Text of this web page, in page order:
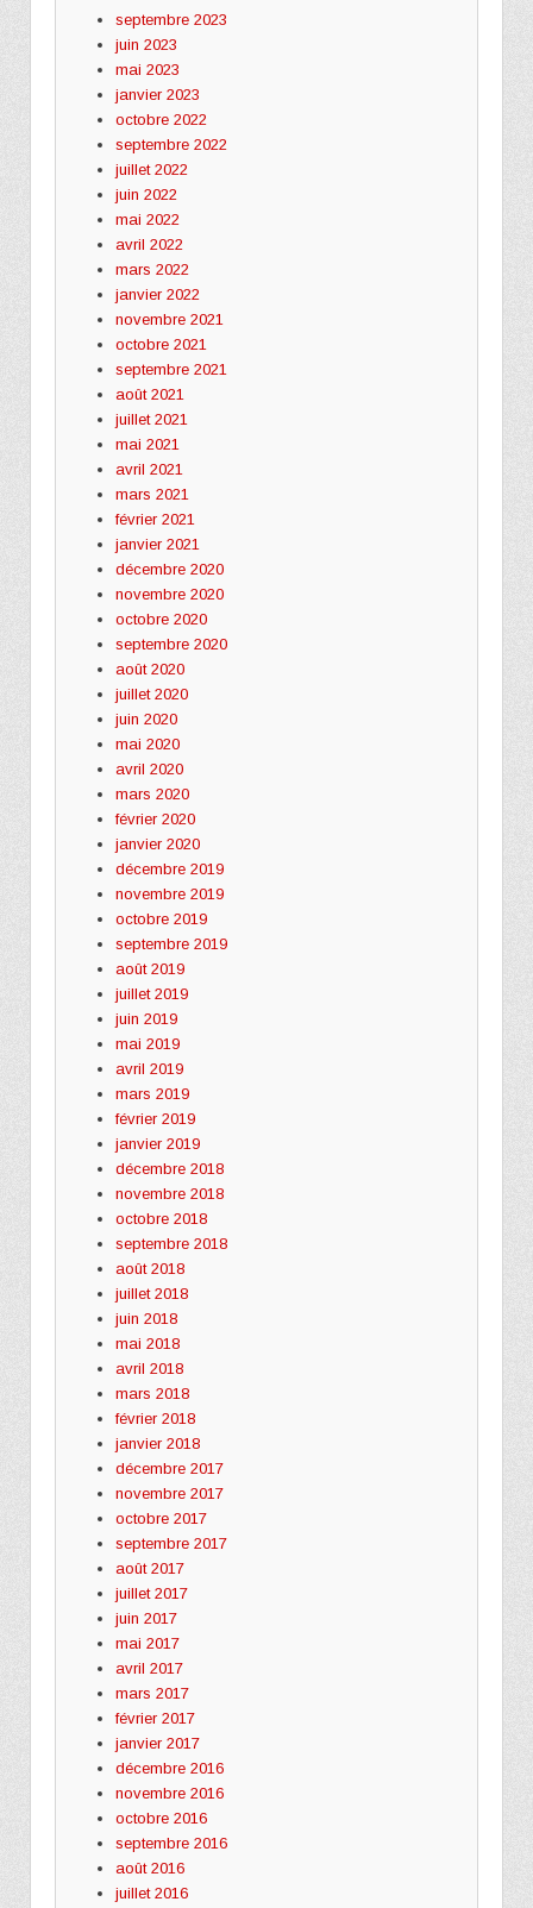
septembre 2023
juin 2023
mai 2023
janvier 2023
octobre 2022
septembre 2022
juillet 2022
juin 2022
mai 2022
avril 2022
mars 2022
janvier 2022
novembre 2021
octobre 2021
septembre 2021
août 2021
juillet 2021
mai 2021
avril 2021
mars 2021
février 2021
janvier 2021
décembre 2020
novembre 2020
octobre 2020
septembre 2020
août 2020
juillet 2020
juin 2020
mai 2020
avril 2020
mars 2020
février 2020
janvier 2020
décembre 2019
novembre 2019
octobre 2019
septembre 2019
août 2019
juillet 2019
juin 2019
mai 2019
avril 2019
mars 2019
février 2019
janvier 2019
décembre 2018
novembre 2018
octobre 2018
septembre 2018
août 2018
juillet 2018
juin 2018
mai 2018
avril 2018
mars 2018
février 2018
janvier 2018
décembre 2017
novembre 2017
octobre 2017
septembre 2017
août 2017
juillet 2017
juin 2017
mai 2017
avril 2017
mars 2017
février 2017
janvier 2017
décembre 2016
novembre 2016
octobre 2016
septembre 2016
août 2016
juillet 2016